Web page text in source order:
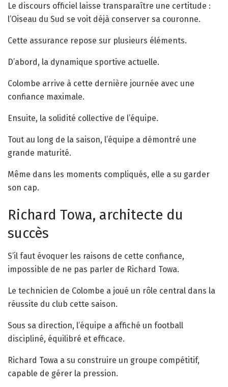
Le discours officiel laisse transparaître une certitude :
l’Oiseau du Sud se voit déjà conserver sa couronne.
Cette assurance repose sur plusieurs éléments.
D’abord, la dynamique sportive actuelle.
Colombe arrive à cette dernière journée avec une
confiance maximale.
Ensuite, la solidité collective de l’équipe.
Tout au long de la saison, l’équipe a démontré une
grande maturité.
Même dans les moments compliqués, elle a su garder
son cap.
Richard Towa, architecte du
succès
S’il faut évoquer les raisons de cette confiance,
impossible de ne pas parler de Richard Towa.
Le technicien de Colombe a joué un rôle central dans la
réussite du club cette saison.
Sous sa direction, l’équipe a affiché un football
discipliné, équilibré et efficace.
Richard Towa a su construire un groupe compétitif,
capable de gérer la pression.